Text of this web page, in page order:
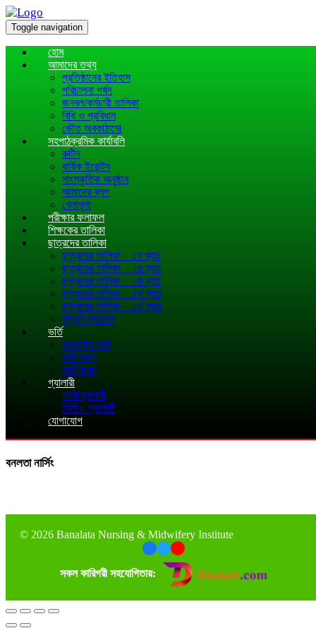
Toggle navigation
হোম
আমাদের তথ্য
প্রতিষ্ঠানের ইতিহাস
পরিচালনা পর্ষদ
জনবল/কর্মচারী তালিকা
বিধি ও প্রবিধান
ভৌত অবকাঠামো
সহপাঠক্রমিক কার্যাবলি
রুটিন
বার্ষিক ইভেন্টস
সাংস্কৃতিক অনুষ্ঠান
আমাদের ব্লগ
খেলাধূলা
পরীক্ষার ফলাফল
শিক্ষকের তালিকা
ছাত্রদের তালিকা
ছাত্রদের তালিকা – ১ম ব্যাচ
ছাত্রদের তালিকা – ২য় ব্যাচ
ছাত্রদের তালিকা – ৩য় ব্যাচ
ছাত্রদের তালিকা – ৪র্থ ব্যাচ
ছাত্রদের তালিকা – ৫র্থ ব্যাচ
স্টুডেন্ট প্যানেল
ভর্তি
অনলাইন ভর্তি
ভর্তি তথ্য
ভর্তি ফরম
গ্যালারী
ফটোগ্যালারী
ভিডিও গ্যালারী
যোগাযোগ
বনলতা নার্সিং
© 2026 Banalata Nursing & Midwifery Institute
সকল কারিগরী সহযোগিতায়: